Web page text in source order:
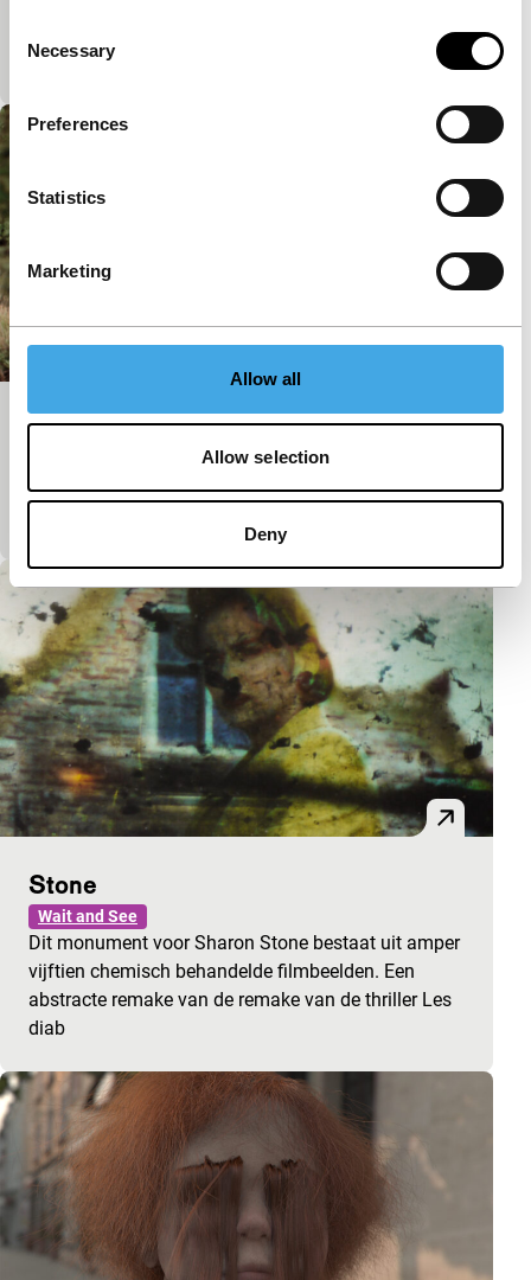
Selection
Necessary
Preferences
Statistics
Marketing
Allow all
Allow selection
Deny
bang is om mensen aan te raken. Nu onderneemt ze
een reis om…
Zero
Een conversatie tussen twee olijfbomen. Ze hebben
Stone
Wait and See
Dit monument voor Sharon Stone bestaat uit amper
vijftien chemisch behandelde filmbeelden. Een
abstracte remake van de remake van de thriller Les
diab